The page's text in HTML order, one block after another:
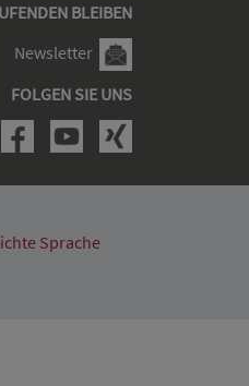
BLEIBEN
Newsletter
FOLGEN SIE UNS
Sprache